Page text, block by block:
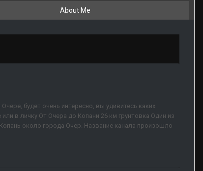
About Me
будет очень интересно, вы удивитесь каких
в личку От Очера до Копани 26 км грунтовка Один из
около города Очер. Название канала произошло